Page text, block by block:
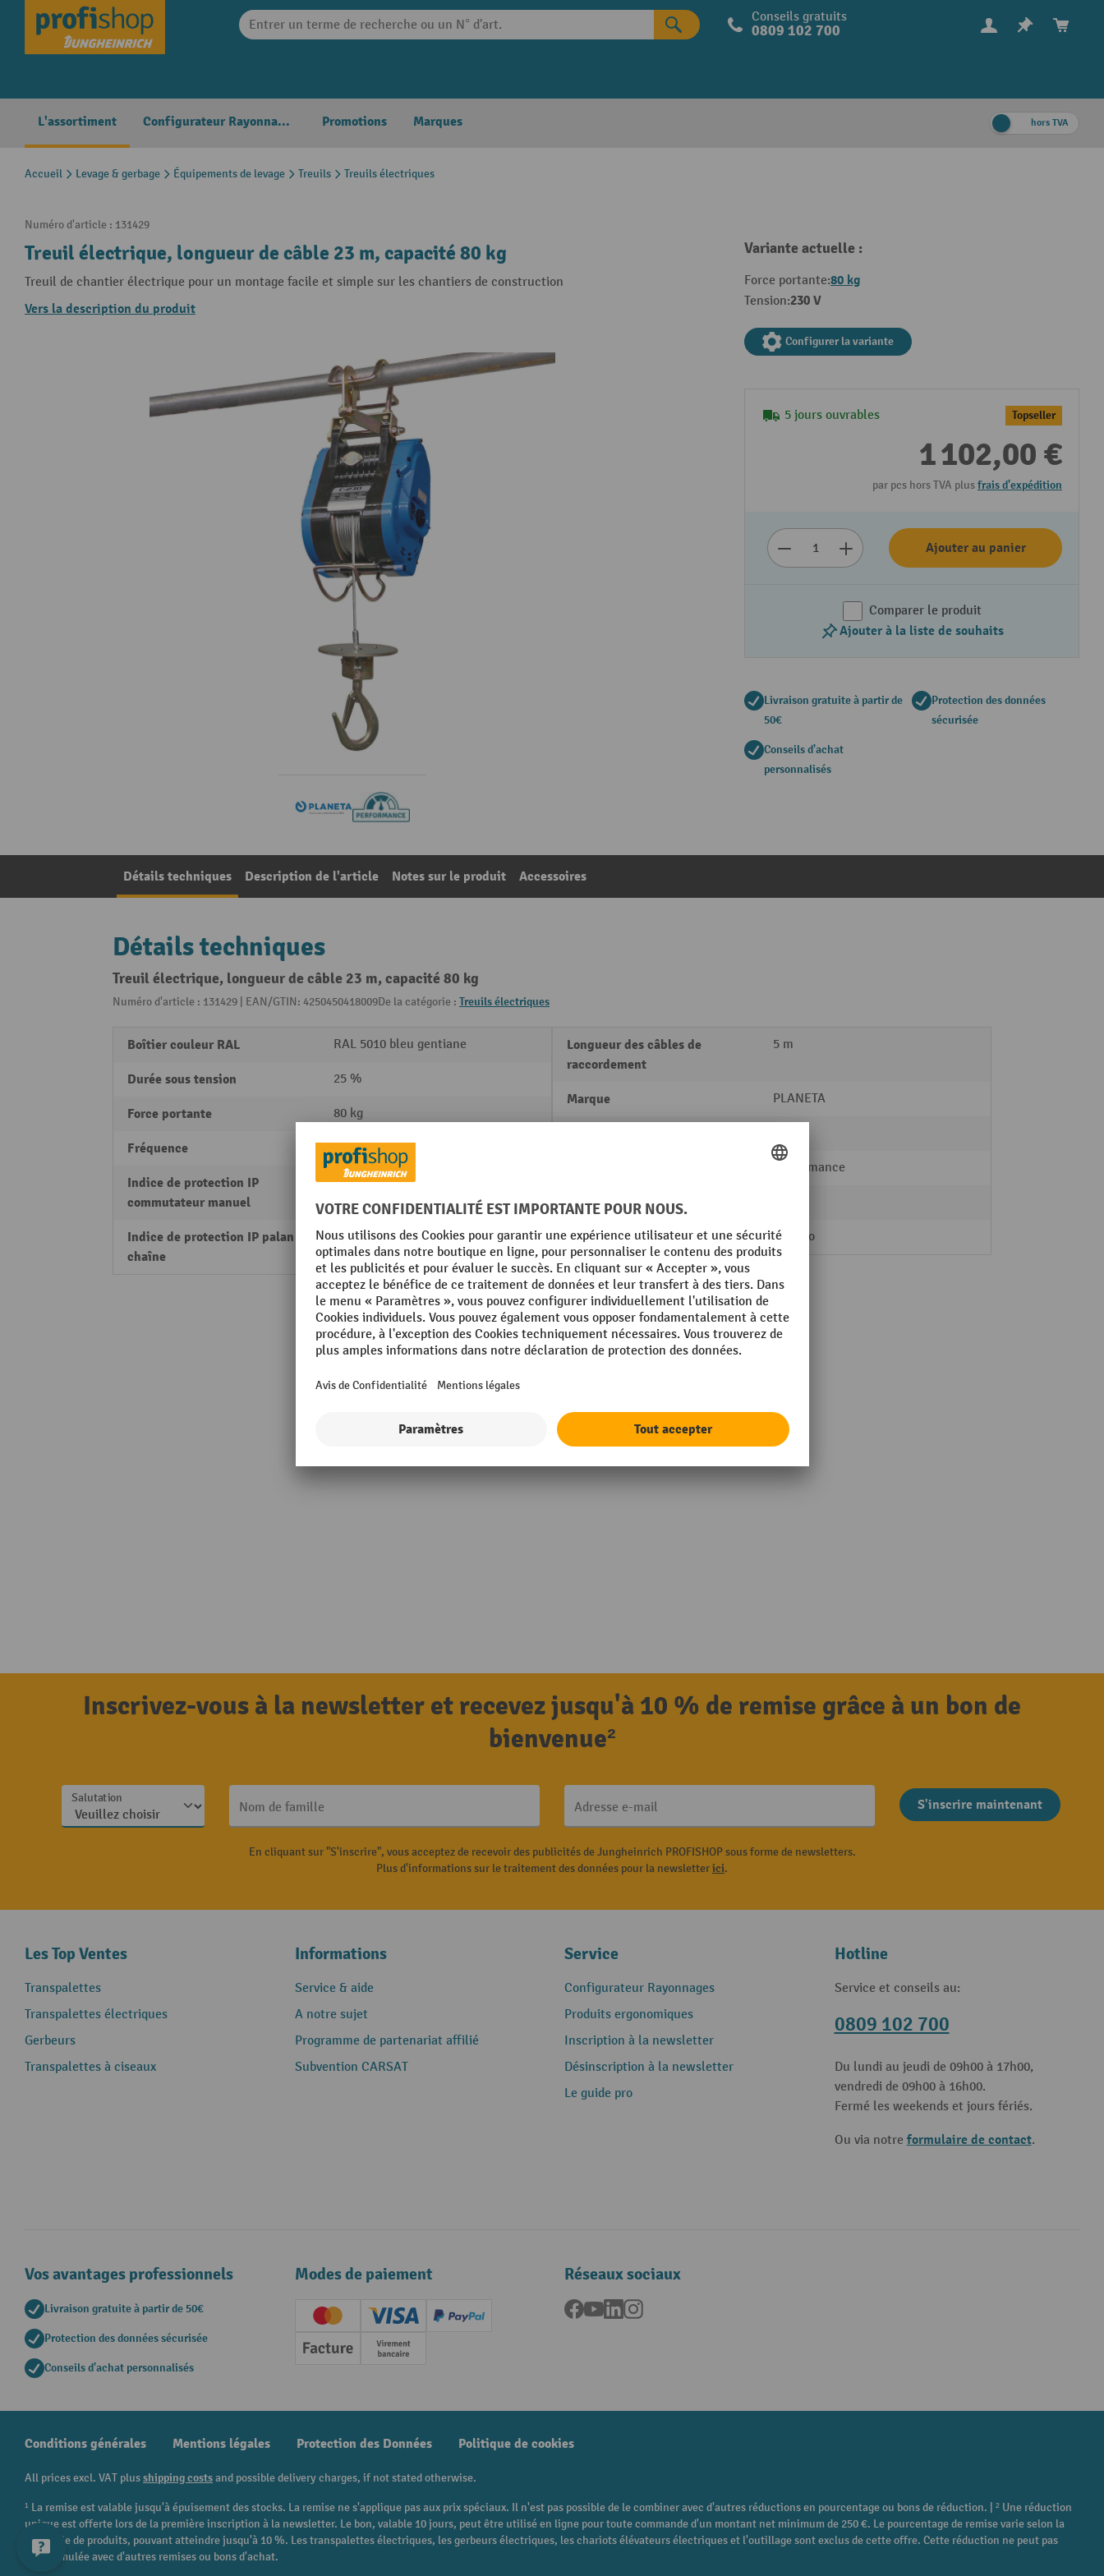
Skip to main navigation Conseils gratuits
0809 102 700
L'assortiment Configurateur Rayonnages Promotions Marques hors TVA
Accueil Levage & gerbage Équipements de levage Treuils Treuils électriques
Numéro d'article : 131429
Treuil électrique, longueur de câble 23 m, capacité 80 kg
Treuil de chantier électrique pour un montage facile et simple sur les chantiers de construction
Vers la description du produit
Variante actuelle :
Force portante:80 kg
Tension:230 V
Configurer la variante
5 jours ouvrables Topseller
1 102,00 €
par pcs hors TVA plusfrais d'expédition
Ajouter au panier
Comparer le produit
Ajouter à la liste de souhaits
Livraison gratuite à partir de
50€
Protection des données
sécurisée
Conseils d'achat
personnalisés
Détails techniques Description de l'article Notes sur le produit Accessoires
Détails techniques
Treuil électrique, longueur de câble 23 m, capacité 80 kg
Numéro d'article : 131429 | EAN/GTIN: 4250450418009De la catégorie : Treuils électriques
Boîtier couleur RAL RAL 5010 bleu gentiane
Durée sous tension 25 %
Force portante 80 kg
Fréquence 50 Hz
Indice de protection IP
commutateur manuel
IP 65
Indice de protection IP palan à
chaîne
IP 44
Longueur des câbles de
raccordement
5 m
Marque PLANETA
Performance
Tension
Type de connecteur Schuko
Afficher tous les détails techniques
Inscrivez-vous à la newsletter et recevez jusqu'à 10 % de remise grâce à un bon de
bienvenue²
Salutation
Nom de famille Adresse e-mail S'inscrire maintenant
En cliquant sur "S'inscrire", vous acceptez de recevoir des publicités de Jungheinrich PROFISHOP sous forme de newsletters.
Plus d'informations sur le traitement des données pour la newsletterici.
Les Top Ventes
Transpalettes
Transpalettes électriques
Gerbeurs
Transpalettes à ciseaux
Informations
Service & aide
A notre sujet
Programme de partenariat affilié
Subvention CARSAT
Service
Configurateur Rayonnages
Produits ergonomiques
Inscription à la newsletter
Désinscription à la newsletter
Le guide pro
Hotline
Service et conseils au:
0809 102 700
Du lundi au jeudi de 09h00 à 17h00,
vendredi de 09h00 à 16h00.
Fermé les weekends et jours fériés.
Ou via notre formulaire de contact.
Vos avantages professionnels
Livraison gratuite à partir de 50€
Protection des données sécurisée
Conseils d'achat personnalisés
Modes de paiement
Creditcard (Master)Creditcard (Visa)
PayPal
Facture Paiement anticipé
Réseaux sociaux
Facebook
YouTubeLinkedInInstagram
Conditions générales Mentions légales Protection des Données Politique de cookies
All prices excl. VAT plusshipping costsand possible delivery charges, if not stated otherwise.
¹ La remise est valable jusqu'à épuisement des stocks. La remise ne s'applique pas aux prix spéciaux. Il n'est pas possible de le combiner avec d'autres réductions en pourcentage ou bons de réduction. | ² Une réduction
unique est offerte lors de la première inscription à la newsletter. Le bon, valable 10 jours, peut être utilisé en ligne pour toute commande d'un montant net minimum de 250 €. Le pourcentage de remise varie selon la
catégorie de produits, pouvant atteindre jusqu'à 10 %. Les transpalettes électriques, les gerbeurs électriques, les chariots élévateurs électriques et l'outillage sont exclus de cette offre. Cette réduction ne peut pas
être cumulée avec d'autres remises ou bons d'achat.